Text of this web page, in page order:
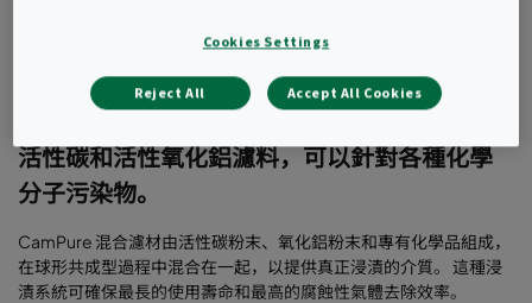
化學濾料是所有成功的分子過濾解決方案的核
心。 Camfil擁有一系列經過驗證的複合和混合
活性碳和活性氧化鋁濾料，可以針對各種化學
分子污染物。
CamPure 混合濾材由活性碳粉末、氧化鋁粉末和專有化學品組成，
在球形共成型過程中混合在一起，以提供真正浸漬的介質。 這種浸
漬系統可確保最長的使用壽命和最高的腐蝕性氣體去除效率。
Cookies Settings
Reject All Accept All Cookies